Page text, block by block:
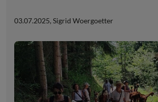
03.07.2025, Sigrid Woergoetter